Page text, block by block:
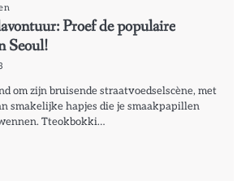
Proef de populaire
Seoul!
om zijn bruisende straatvoedselscène, met
smakelijke hapjes die je smaakpapillen
Tteokbokki…